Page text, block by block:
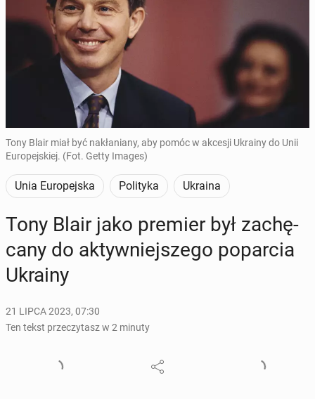
Tony Blair miał być nakłaniany, aby pomóc w akcesji Ukrainy do Unii
Europejskiej. (Fot. Getty Images)
Unia Europejska Polityka Ukraina
Tony Blair jako premier był za­chę­
ca­ny do ak­tyw­niej­sze­go po­par­cia
Ukrainy
21 LIPCA 2023, 07:30
Ten tekst przeczytasz w 2 minuty